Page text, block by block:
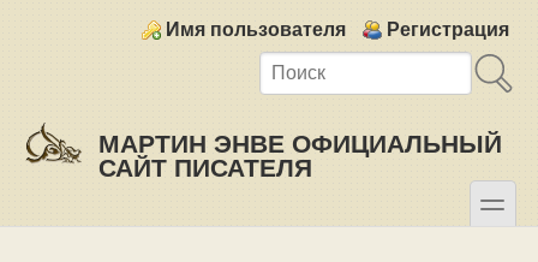
Login links
Имя пользователя Регистрация
МАРТИН ЭНВЕ ОФИЦИАЛЬНЫЙ
САЙТ ПИСАТЕЛЯ
toggle